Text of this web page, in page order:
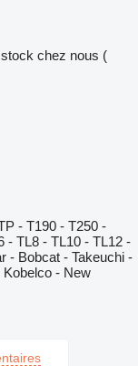
chez nous (
- T190 - T250 -
- TL8 - TL10 - TL12 -
- Bobcat - Takeuchi -
- New